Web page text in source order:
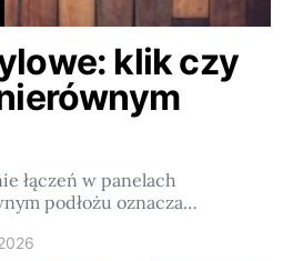
klik czy
łączeń w panelach
podłożu oznacza…